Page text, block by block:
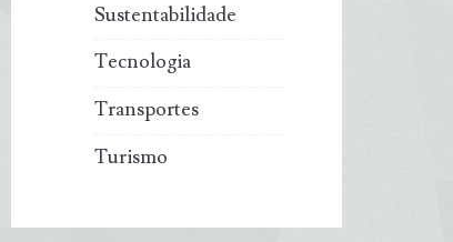
Sustentabilidade
Tecnologia
Transportes
Turismo